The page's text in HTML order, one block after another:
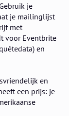
je
je mailinglijst
met
voor Eventbrite
en
en
een prijs: je